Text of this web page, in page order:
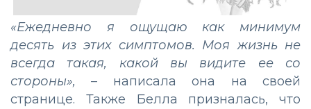
«Ежедневно я ощущаю как минимум
десять из этих симптомов. Моя жизнь не
всегда такая, какой вы видите ее со
стороны», – написала она на своей
странице. Также Белла призналась, что